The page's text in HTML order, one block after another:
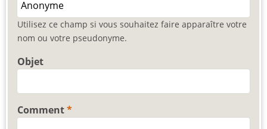
Utilisez ce champ si vous souhaitez faire apparaître votre
nom ou votre pseudonyme.
Objet
Comment